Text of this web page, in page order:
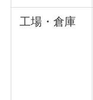
工場・倉庫